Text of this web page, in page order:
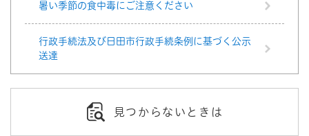
暑い季節の食中毒にご注意ください
行政手続法及び日田市行政手続条例に基づく公示
送達
見つからないときは